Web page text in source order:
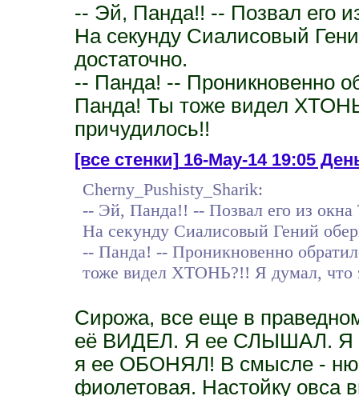
-- Эй, Панда!! -- Позвал его
На секунду Сиалисовый
достаточно.
-- Панда! -- Проникновенно
Панда! Ты тоже видел
причудилось!!
[все стенки]16-May-14 19:05
Cherny_Pushisty_Sharik:
-- Эй, Панда!! -- Позвал его из
На секунду Сиалисовый Гений
-- Панда! -- Проникновенно
тоже видел ХТОНЬ?!! Я думал, что
Сирожа, все еще в
её ВИДЕЛ. Я ее СЛЫШАЛ. Я с
я ее ОБОНЯЛ! В смысле -
фиолетовая. Настойку овса